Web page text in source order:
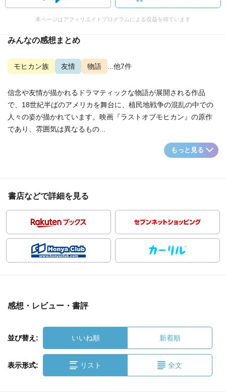
本ページはアフィリエイトプログラムによる収益を得ています
みんなの感想まとめ
モヒカン族 友情 物語 ...他7件
信念や友情が描かれるドラマティックな物語が展開される作品
で、18世紀半ばのアメリカを舞台に、植民地戦争の混乱の中での
人々の姿が描かれています。映画『ラストオブモヒカン』の原作
であり、雰囲気は異なるもの...
もっと見る
書店などで詳細を見る
感想・レビュー・書評
並び替え: いいね順 新着順
表示形式: リスト 全文